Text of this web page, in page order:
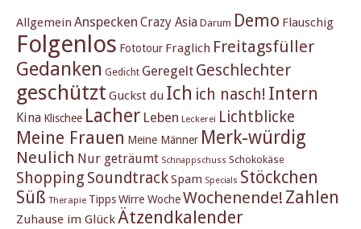
Allgemein Anspecken Crazy Asia Darum Demo Flauschig
Folgenlos Fototour Fraglich Freitagsfüller
Gedanken Gedicht Geregelt Geschlechter
geschützt Guckst du Ich ich nasch! Intern
Kina Klischee Lacher Leben Leckerei Lichtblicke
Meine Frauen Meine Männer Merk-würdig
Neulich Nur geträumt Schnappschuss Schokokäse
Shopping SoundtrackSpam Specials Stöckchen
Süß Therapie TippsWirre WocheWochenende! Zahlen
Zuhause im GlückÄtzendkalender